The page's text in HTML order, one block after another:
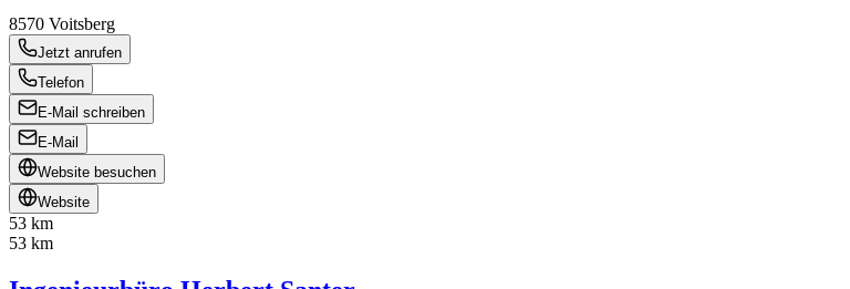
8570 Voitsberg
Jetzt anrufen
Telefon
E-Mail schreiben
E-Mail
Website besuchen
Website
53 km
53 km